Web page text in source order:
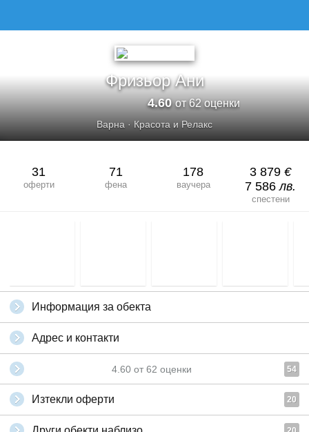
Фризьор Ани
4.60от 62 оценки
Варна · Красота и Релакс
31
оферти
71
фена
178
ваучера
3 879 €
7 586лв.
спестени
Информация за обекта
Адрес и контакти
4.60 от 62 оценки 54
Изтекли оферти 20